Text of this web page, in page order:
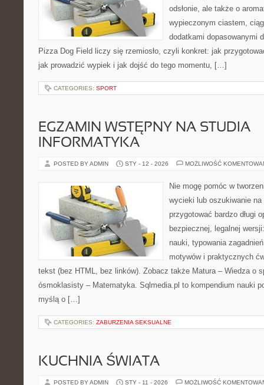
odsłonie, ale także o
wypieczonym ciastem,
dodatkami dopasowanymi
Pizza Dog Field liczy się rzemiosło, czyli konkret: jak
jak prowadzić wypiek i jak dojść do tego momentu, […]
CATEGORIES: SPORT
EGZAMIN WSTĘPNY NA STUDIA –
INFORMATYKA
POSTED BY ADMIN STY - 12 - 2026 MOŻLIWOŚĆ
Nie mogę pomóc w
wycieki lub oszukiwanie
przygotować bardzo długi
bezpiecznej, legalnej
nauki, typowania
motywów i praktycznych
tekst (bez HTML, bez linków). Zobacz także Matura – Wiedza o
ósmoklasisty – Matematyka. Sqlmedia.pl to kompendium nauki
myślą o […]
CATEGORIES: ZABURZENIA SEKSUALNE
KUCHNIA ŚWIATA
POSTED BY ADMIN STY - 11 - 2026 MOŻLIWOŚĆ